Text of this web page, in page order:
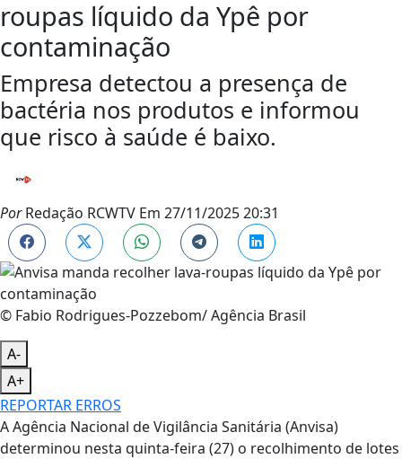
roupas líquido da Ypê por
contaminação
Empresa detectou a presença de
bactéria nos produtos e informou
que risco à saúde é baixo.
PorRedação RCWTV Em 27/11/2025 20:31
© Fabio Rodrigues-Pozzebom/ Agência Brasil
A-
A+
REPORTAR ERROS
A Agência Nacional de Vigilância Sanitária (Anvisa)
determinou nesta quinta-feira (27) o recolhimento de lotes